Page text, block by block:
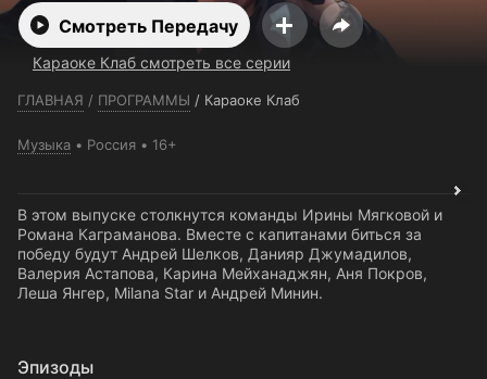
Смотреть Передачу
Караоке Клаб смотреть все серии
ГЛАВНАЯ / ПРОГРАММЫ / Караоке Клаб
Музыка Россия 16+
В этом выпуске столкнутся команды Ирины Мягковой и
Романа Каграманова. Вместе с капитанами биться за
победу будут Андрей Шелков, Данияр Джумадилов,
Валерия Астапова, Карина Мейханаджян, Аня Покров,
Леша Янгер, Milana Star и Андрей Минин.
Эпизоды